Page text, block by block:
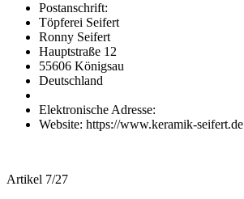
Postanschrift:
Töpferei Seifert
Ronny Seifert
Hauptstraße 12
55606 Königsau
Deutschland
Elektronische Adresse:
Website: https://www.keramik-seifert.de
Artikel 7/27